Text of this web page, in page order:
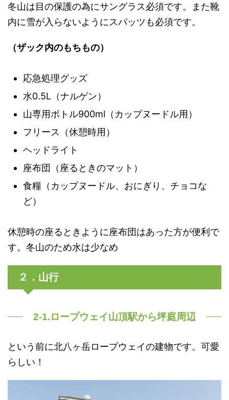
冬山は目の保護の為にサングラス必須です。また靴
内に雪が入らないようにスパッツも必須です。
（ザック内のもちもの）
応急処理グッズ
水0.5L（ナルゲン）
山専用ボトル900ml（カップヌードル用）
フリース（休憩時用）
ヘッドライト
座布団（座るときのマット）
食糧（カップヌードル、おにぎり、チョコな
ど）
休憩時の座るときように座布団はあった方が便利で
す。冬山のため水は少なめ
２．山行
2-1.ロープウェイ山頂駅から坪庭周辺
という前に北八ヶ岳ロープウェイの建物です。可愛
らしい！